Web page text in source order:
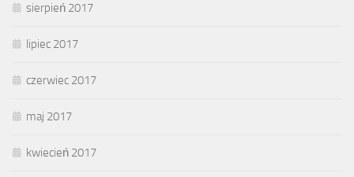
sierpień 2017
lipiec 2017
czerwiec 2017
maj 2017
kwiecień 2017